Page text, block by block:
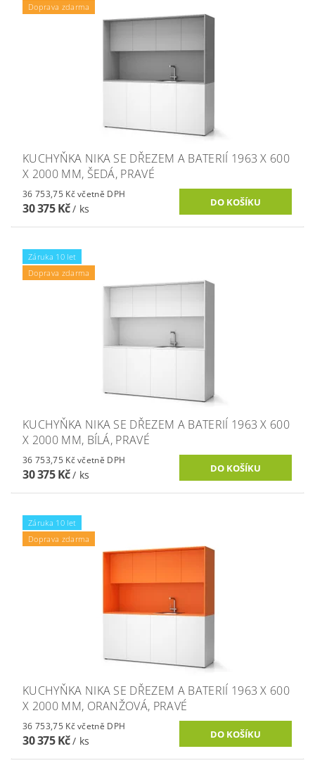
Doprava zdarma
KUCHYŇKA NIKA SE DŘEZEM A BATERIÍ 1963 X 600
X 2000 MM, ŠEDÁ, PRAVÉ
36 753,75 Kč včetně DPH
30 375 Kč/ ks
Záruka 10 let
Doprava zdarma
KUCHYŇKA NIKA SE DŘEZEM A BATERIÍ 1963 X 600
X 2000 MM, BÍLÁ, PRAVÉ
36 753,75 Kč včetně DPH
30 375 Kč/ ks
Záruka 10 let
Doprava zdarma
KUCHYŇKA NIKA SE DŘEZEM A BATERIÍ 1963 X 600
X 2000 MM, ORANŽOVÁ, PRAVÉ
36 753,75 Kč včetně DPH
30 375 Kč/ ks